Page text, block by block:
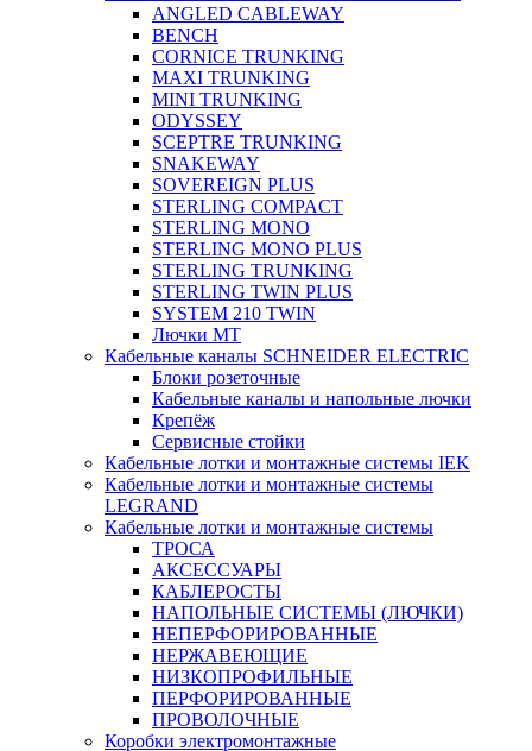
ANGLED CABLEWAY
BENCH
CORNICE TRUNKING
MAXI TRUNKING
MINI TRUNKING
ODYSSEY
SCEPTRE TRUNKING
SNAKEWAY
SOVEREIGN PLUS
STERLING COMPACT
STERLING MONO
STERLING MONO PLUS
STERLING TRUNKING
STERLING TWIN PLUS
SYSTEM 210 TWIN
Лючки MT
Кабельные каналы SCHNEIDER ELECTRIC
Блоки розеточные
Кабельные каналы и напольные лючки
Крепёж
Сервисные стойки
Кабельные лотки и монтажные системы IEK
Кабельные лотки и монтажные системы
LEGRAND
Кабельные лотки и монтажные системы
ТРОСА
АКСЕССУАРЫ
КАБЛЕРОСТЫ
НАПОЛЬНЫЕ СИСТЕМЫ (ЛЮЧКИ)
НЕПЕРФОРИРОВАННЫЕ
НЕРЖАВЕЮЩИЕ
НИЗКОПРОФИЛЬНЫЕ
ПЕРФОРИРОВАННЫЕ
ПРОВОЛОЧНЫЕ
Коробки электромонтажные